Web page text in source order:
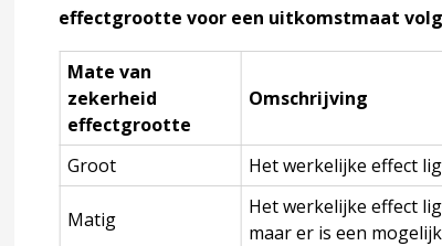
en gewicht
en het signaleren van een afwijkende
effectgrootte voor een uitkomstmaat
Mate van
zekerheid
effectgrootte
Omschrijving
Groot Het werkelijke effect
Matig
Het werkelijke effect
maar er is een